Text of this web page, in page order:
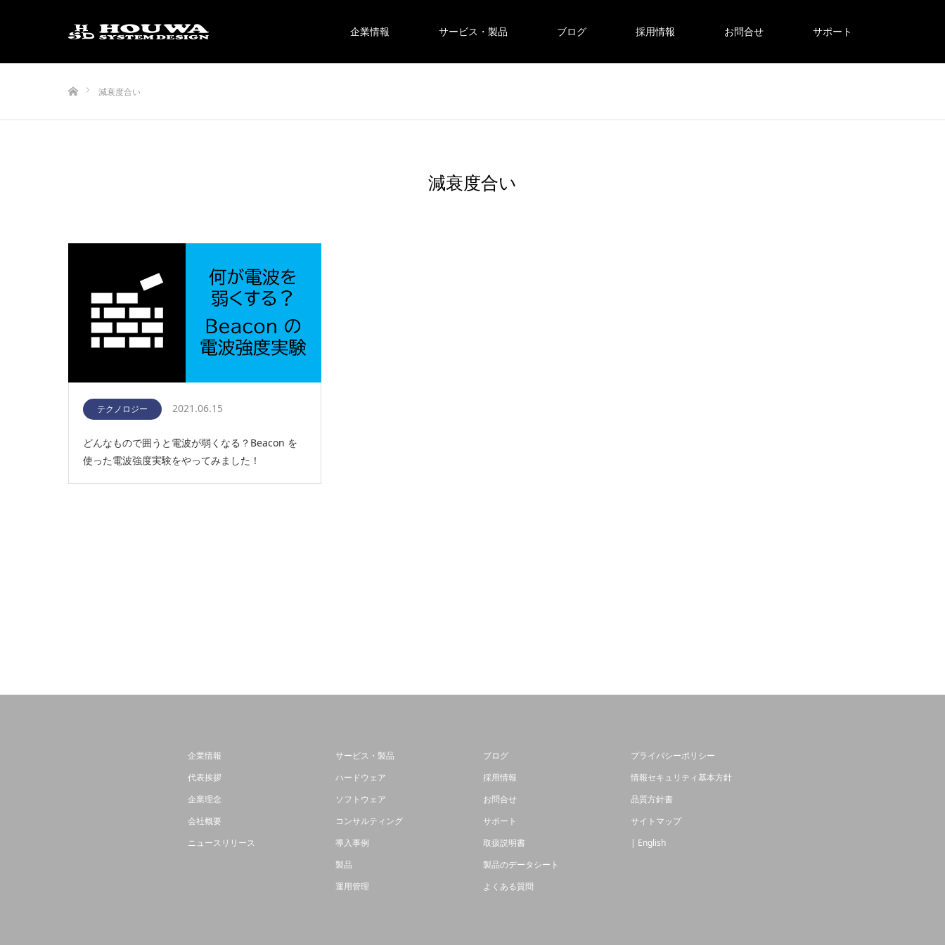
企業情報 サービス・製品 ブログ 採用情報 お問合せ サポート
減衰度合い
減衰度合い
テクノロジー 2021.06.15
どんなもので囲うと電波が弱くなる？Beacon を
使った電波強度実験をやってみました！
企業情報
代表挨拶
企業理念
会社概要
ニュースリリース
サービス・製品
ハードウェア
ソフトウェア
コンサルティング
導入事例
製品
運用管理
ブログ
採用情報
お問合せ
サポート
取扱説明書
製品のデータシート
よくある質問
プライバシーポリシー
情報セキュリティ基本方針
品質方針書
サイトマップ
| English